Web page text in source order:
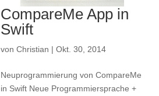
CompareMe App in
Swift
von Christian | Okt. 30, 2014
Neuprogrammierung von CompareMe
in Swift Neue Programmiersprache +